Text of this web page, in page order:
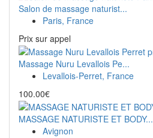
Salon de massage naturist...
Paris, France
Prix ​​sur appel
Massage Nuru Levallois Pe...
Levallois-Perret, France
100.00€
MASSAGE NATURISTE ET BODY...
Avignon